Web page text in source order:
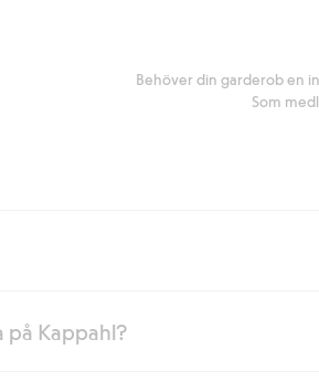
Behöver din garderob en
Som
gratis frakt till butik eller om du handlar
på Kappahl?